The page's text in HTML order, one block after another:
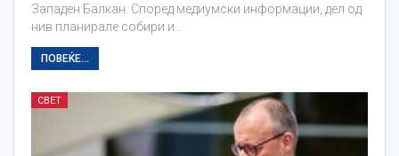
Западен Балкан. Според медиумски информации, дел од
нив планирале собири и…
ПОВЕЌЕ...
СВЕТ